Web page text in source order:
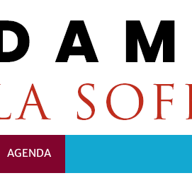
AGENDA